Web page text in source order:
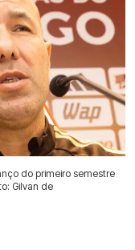
do primeiro semestre
Gilvan de